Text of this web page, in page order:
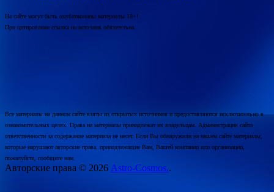
На сайте могут быть опубликованы материалы 18+!
При цитировании ссылка на источник обязательна.
Все материалы на данном сайте взяты из открытых источников и предоставляются исключительно в
ознакомительных целях. Права на материалы принадлежат их владельцам. Администрация сайта
ответственности за содержание материала не несет. Если Вы обнаружили на нашем сайте материалы,
которые нарушают авторские права, принадлежащие Вам, Вашей компании или организации,
пожалуйста, сообщите нам.
Авторские права © 2026 Astro-Cosmos..